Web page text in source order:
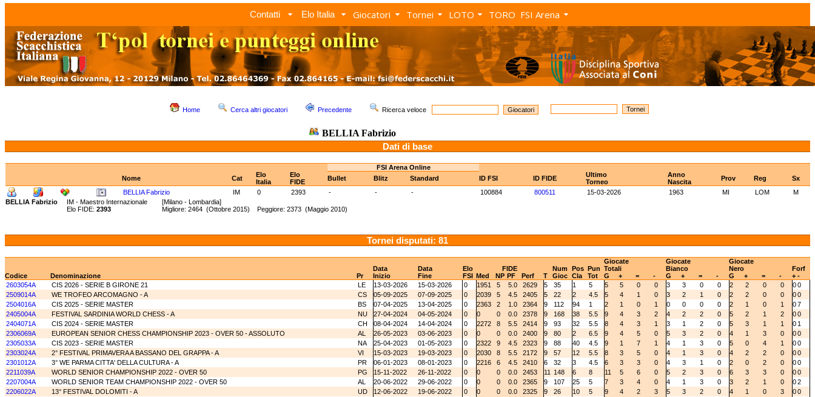
Contatti Elo Italia Giocatori Tornei LOTO TORO FSI Arena
Home Cerca altri giocatori Precedente Ricerca veloce
BELLIA Fabrizio
Dati di base
FSI Arena Online
Nome
Cat
Elo
Italia
Elo
FIDE
Bullet Blitz Standard ID FSI ID FIDE
Ultimo
Torneo
Anno
Nascita
Prov Reg
Sx
BELLIA Fabrizio
IM 0 2393 - - - 100884 800511 15-03-2026 1963 MI LOM
M
BELLIA Fabrizio
IM - Maestro Internazionale [Milano - Lombardia]
Elo FIDE: 2393 Migliore: 2464 (Ottobre 2015) Peggiore: 2373 (Maggio 2010)
Tornei disputati: 81
Data Data Elo FIDE Num Pos Pun
Giocate
Totali
Giocate
Bianco
Giocate
Nero
Forf
Codice
Denominazione Pr Inizio Fine FSI Med NP PF Perf T Gioc Cla Tot G + = - G + = - G + = - + -
2603054A
CIS 2026 - SERIE B GIRONE 21 LE 13-03-2026 15-03-2026 0 1951 5 5.0 2629 5 35 1 5 5 5 0 0 3 3 0 0 2 2 0 0 00
2509014A
WE TROFEO ARCOMAGNO - A CS 05-09-2025 07-09-2025 0 2039 5 4.5 2405 5 22 2 4.5 5 4 1 0 3 2 1 0 2 2 0 0 00
2504016A
CIS 2025 - SERIE MASTER BS 07-04-2025 13-04-2025 0 2363 2 1.0 2364 9 112 94 1 2 1 0 1 0 0 0 0 2 1 0 1 07
2405004A
FESTIVAL SARDINIA WORLD CHESS - A NU 27-04-2024 04-05-2024 0 0 0 0.0 2378 9 168 38 5.5 9 4 3 2 4 2 2 0 5 2 1 2 00
2404071A
CIS 2024 - SERIE MASTER CH 08-04-2024 14-04-2024 0 2272 8 5.5 2414 9 93 32 5.5 8 4 3 1 3 1 2 0 5 3 1 1 0 1
2306069A
EUROPEAN SENIOR CHESS CHAMPIONSHIP 2023 - OVER 50 - ASSOLUTO AL 26-05-2023 03-06-2023 0 0 0 0.0 2400 9 80 2 6.5 9 4 5 0 5 3 2 0 4 1 3 0 00
2305033A
CIS 2023 - SERIE MASTER NA 25-04-2023 01-05-2023 0 2322 9 4.5 2323 9 88 40 4.5 9 1 7 1 4 1 3 0 5 0 4 1 00
2303024A
2° FESTIVAL PRIMAVERA A BASSANO DEL GRAPPA - A VI 15-03-2023 19-03-2023 0 2030 8 5.5 2172 9 57 12 5.5 8 3 5 0 4 1 3 0 4 2 2 0 00
2301012A
3° WE PARMA CITTA' DELLA CULTURA - A PR 06-01-2023 08-01-2023 0 2216 6 4.5 2410 6 32 3 4.5 6 3 3 0 4 3 1 0 2 0 2 0 00
2211039A
WORLD SENIOR CHAMPIONSHIP 2022 - OVER 50 PG 15-11-2022 26-11-2022 0 0 0 0.0 2453 11 148 6 8 11 5 6 0 5 2 3 0 6 3 3 0 00
2207004A
WORLD SENIOR TEAM CHAMPIONSHIP 2022 - OVER 50 AL 20-06-2022 29-06-2022 0 0 0 0.0 2365 9 107 25 5 7 3 4 0 4 1 3 0 3 2 1 0 02
2206022A
13° FESTIVAL DOLOMITI - A UD 12-06-2022 19-06-2022 0 0 0 0.0 2325 9 26 10 5 9 4 2 3 5 3 2 0 4 1 0 3 00